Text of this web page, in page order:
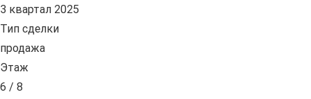
3 квартал 2025
Тип сделки
продажа
Этаж
6 / 8